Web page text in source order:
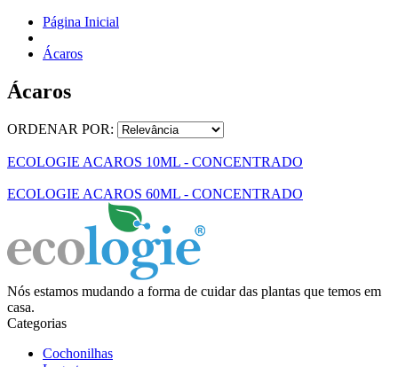
Página Inicial
Ácaros
Ácaros
ORDENAR POR:
ECOLOGIE ACAROS 10ML - CONCENTRADO
ECOLOGIE ACAROS 60ML - CONCENTRADO
Nós estamos mudando a forma de cuidar das plantas que temos em
casa.
Categorias
Cochonilhas